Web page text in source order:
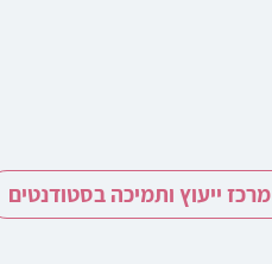
מרכז ייעוץ ותמיכה בסטודנטים